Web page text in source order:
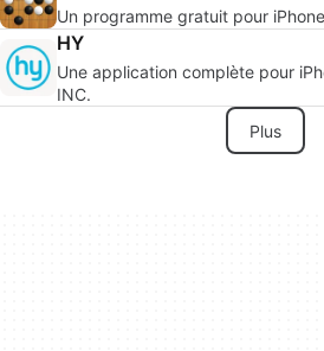
Un programme gratuit pour
HY
Une application complète pour
INC.
Plus